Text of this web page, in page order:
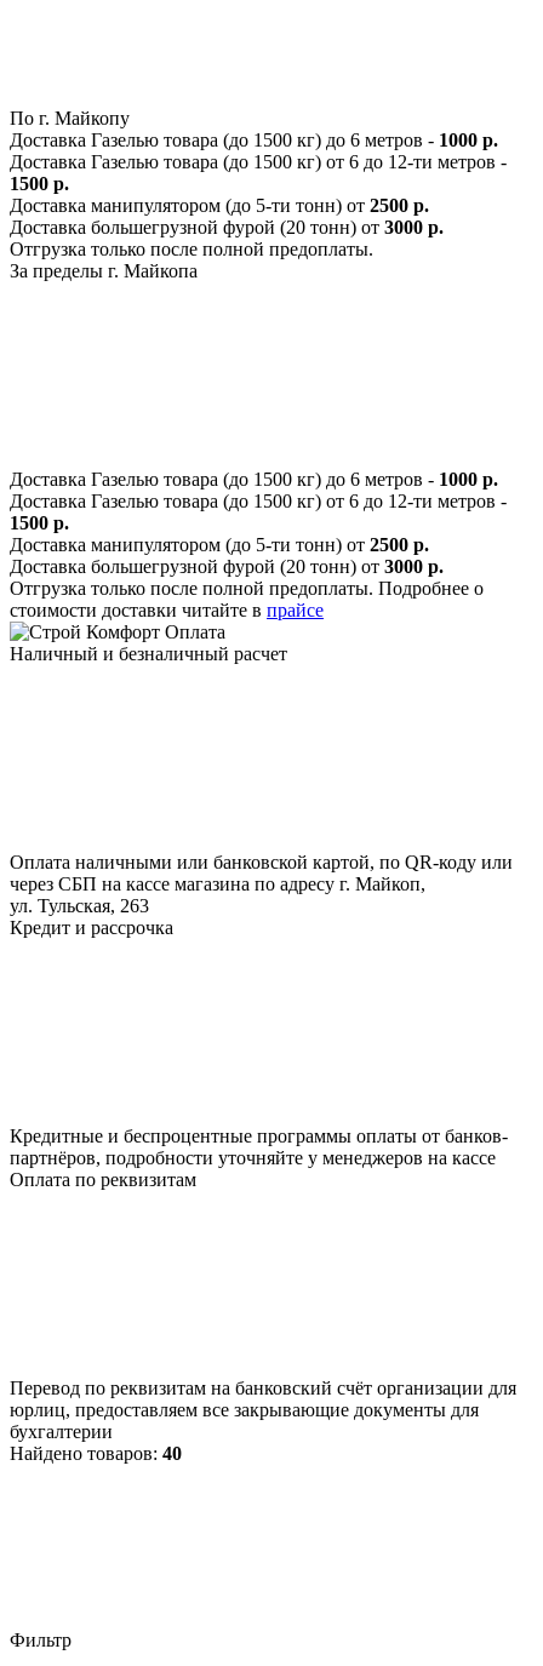
По г. Майкопу
Доставка Газелью товара (до 1500 кг) до 6 метров - 1000 р.
Доставка Газелью товара (до 1500 кг) от 6 до 12-ти метров -
1500 р.
Доставка манипулятором (до 5-ти тонн) от 2500 р.
Доставка большегрузной фурой (20 тонн) от 3000 р.
Отгрузка только после полной предоплаты.
За пределы г. Майкопа
Доставка Газелью товара (до 1500 кг) до 6 метров - 1000 р.
Доставка Газелью товара (до 1500 кг) от 6 до 12-ти метров -
1500 р.
Доставка манипулятором (до 5-ти тонн) от 2500 р.
Доставка большегрузной фурой (20 тонн) от 3000 р.
Отгрузка только после полной предоплаты. Подробнее о
стоимости доставки читайте в прайсе
Оплата
Наличный и безналичный расчет
Оплата наличными или банковской картой, по QR-коду или
через СБП на кассе магазина по адресу г. Майкоп,
ул. Тульская, 263
Кредит и рассрочка
Кредитные и беспроцентные программы оплаты от банков-
партнёров, подробности уточняйте у менеджеров на кассе
Оплата по реквизитам
Перевод по реквизитам на банковский счёт организации для
юрлиц, предоставляем все закрывающие документы для
бухгалтерии
Найдено товаров: 40
Фильтр